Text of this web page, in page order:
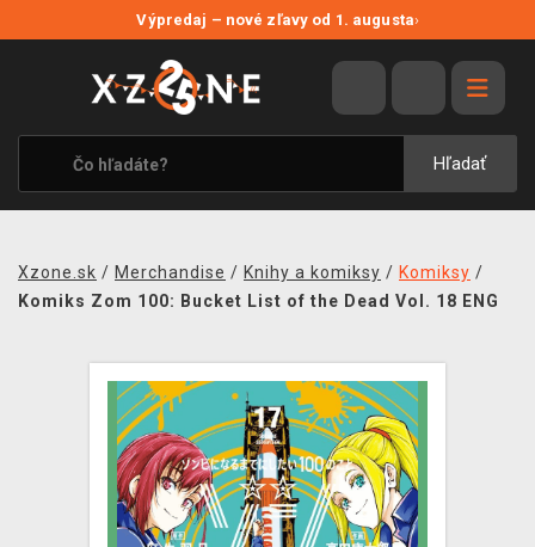
Výpredaj – nové zľavy od 1. augusta›
Hľadať
VÝPREDAJ
VIDEOHRY
XZONE ORIGINALS
TEMATIKY
MERCHANDISE
KONTAKT
DOPRAVA
Xzone.sk / Merchandise / Knihy a komiksy / Komiksy /
Komiks Zom 100: Bucket List of the Dead Vol. 18 ENG